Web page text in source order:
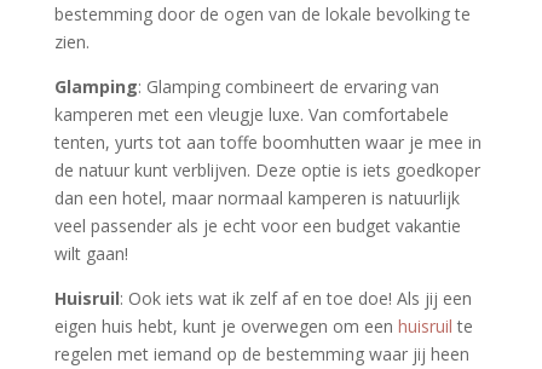
bestemming door de ogen van de lokale bevolking te
zien.
Glamping: Glamping combineert de ervaring van
kamperen met een vleugje luxe. Van comfortabele
tenten, yurts tot aan toffe boomhutten waar je mee in
de natuur kunt verblijven. Deze optie is iets goedkoper
dan een hotel, maar normaal kamperen is natuurlijk
veel passender als je echt voor een budget vakantie
wilt gaan!
Huisruil: Ook iets wat ik zelf af en toe doe! Als jij een
eigen huis hebt, kunt je overwegen om een huisruil te
regelen met iemand op de bestemming waar jij heen